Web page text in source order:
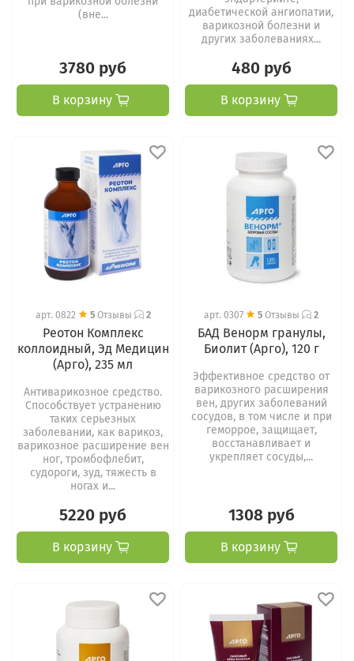
(вне...
3780 руб
В корзину
диабетической ангиопатии,
варикозной болезни и
других заболеваниях...
480 руб
В корзину
арт. 0822 5Отзывы 2
Реотон Комплекс
коллоидный, Эд Медицин
(Арго), 235 мл
Антиварикозное средство.
Способствует устранению
таких серьезных
заболевании, как варикоз,
варикозное расширение вен
ног, тромбофлебит,
судороги, зуд, тяжесть в
ногах и...
5220 руб
В корзину
арт. 0307 5 Отзывы 2
БАД Венорм гранулы,
Биолит (Арго), 120 г
Эффективное средство от
варикозного расширения
вен, других заболеваний
сосудов, в том числе и при
геморрое, защищает,
восстанавливает и
укрепляет сосуды,...
1308 руб
В корзину